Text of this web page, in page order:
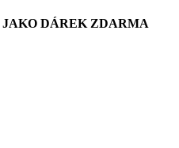
JAKO DÁREK ZDARMA